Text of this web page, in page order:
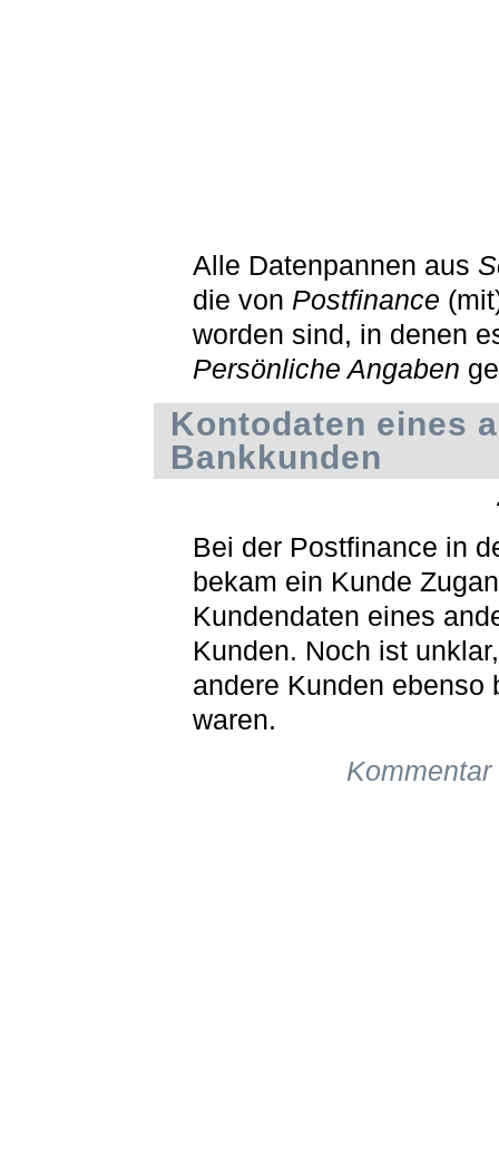
Alle Datenpannen aus
die von Postfinance
worden sind, in denen
Persönliche Angaben
Kontodaten eines
Bankkunden
Bei der Postfinance in
bekam ein Kunde
Kundendaten eines
Kunden. Noch ist
andere Kunden ebenso
waren.